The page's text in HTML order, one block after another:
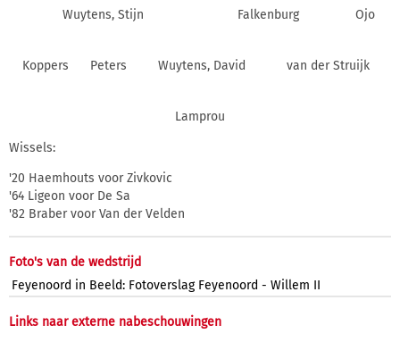
Wuytens, Stijn Falkenburg Ojo
Koppers Peters Wuytens, David van der Struijk
Lamprou
Wissels:
'20 Haemhouts voor Zivkovic
'64 Ligeon voor De Sa
'82 Braber voor Van der Velden
Foto's van de wedstrijd
Feyenoord in Beeld: Fotoverslag Feyenoord - Willem II
Links naar externe nabeschouwingen